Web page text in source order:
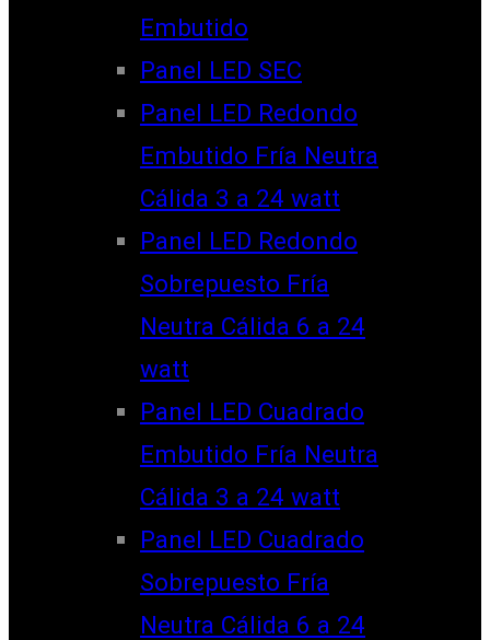
Embutido
Panel LED SEC
Panel LED Redondo
Embutido Fría Neutra
Cálida 3 a 24 watt
Panel LED Redondo
Sobrepuesto Fría
Neutra Cálida 6 a 24
watt
Panel LED Cuadrado
Embutido Fría Neutra
Cálida 3 a 24 watt
Panel LED Cuadrado
Sobrepuesto Fría
Neutra Cálida 6 a 24